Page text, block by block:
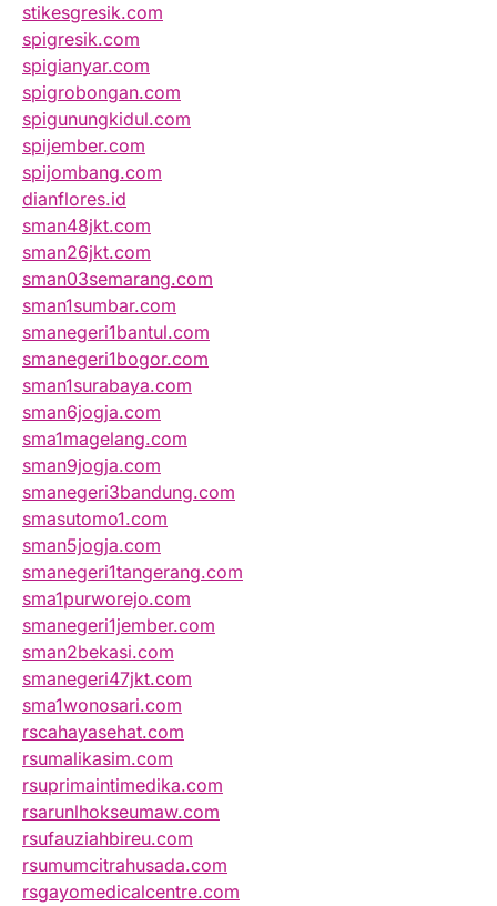
stikesgresik.com
spigresik.com
spigianyar.com
spigrobongan.com
spigunungkidul.com
spijember.com
spijombang.com
dianflores.id
sman48jkt.com
sman26jkt.com
sman03semarang.com
sman1sumbar.com
smanegeri1bantul.com
smanegeri1bogor.com
sman1surabaya.com
sman6jogja.com
sma1magelang.com
sman9jogja.com
smanegeri3bandung.com
smasutomo1.com
sman5jogja.com
smanegeri1tangerang.com
sma1purworejo.com
smanegeri1jember.com
sman2bekasi.com
smanegeri47jkt.com
sma1wonosari.com
rscahayasehat.com
rsumalikasim.com
rsuprimaintimedika.com
rsarunlhokseumaw.com
rsufauziahbireu.com
rsumumcitrahusada.com
rsgayomedicalcentre.com